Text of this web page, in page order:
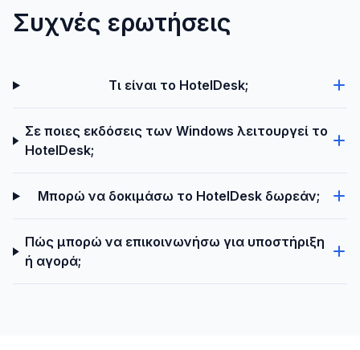
Συχνές ερωτήσεις
Τι είναι το HotelDesk;
Σε ποιες εκδόσεις των Windows λειτουργεί το
HotelDesk;
Μπορώ να δοκιμάσω το HotelDesk δωρεάν;
Πώς μπορώ να επικοινωνήσω για υποστήριξη
ή αγορά;